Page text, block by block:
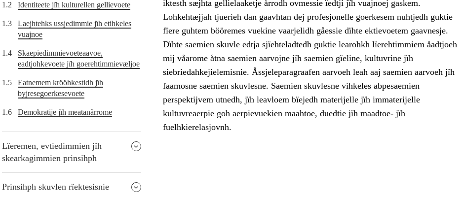
1.2 Identiteete jïh kulturellen gellievoete
1.3
Laejhtehks ussjedimmie jïh etihkeles
vuajnoe
1.4
Skaepiedimmievoeteaavoe,
eadtjohkevoete jïh goerehtimmievæljoe
1.5
Eatnemem krööhkestidh jïh
byjresegoerkesevoete
1.6 Demokratije jïh meatanårrome
Lïeremen, evtiedimmien jïh
skearkagimmien prinsihph
Prinsihph skuvlen rïektesisnie
iktesth sæjhta gellielaaketje årrodh ovmessie ïedtji jïh vuajnoej gaskem.
Lohkehtæjjah tjuerieh dan gaavhtan dej profesjonelle goerkesem nuhtjedh guktie
fïere guhtem bööremes vuekine vaarjelidh gåessie dïhte ektievoetem gaavnesje.
Dïhte saemien skuvle edtja sjïehteladtedh guktie learohkh lïerehtimmiem åadtjoeh
mij våarome åtna saemien aarvojne jïh saemien gïeline, kultuvrine jïh
siebriedahkejielemisnie. Åssjeleparagraafen aarvoeh leah aaj saemien aarvoeh jïh
faamosne saemien skuvlesne. Saemien skuvlesne vihkeles abpesaemien
perspektijvem utnedh, jïh leavloem bïejedh materijelle jïh immaterijelle
kultuvreaerpie goh aerpievuekien maahtoe, duedtie jïh maadtoe- jïh
fuelhkierelasjovnh.